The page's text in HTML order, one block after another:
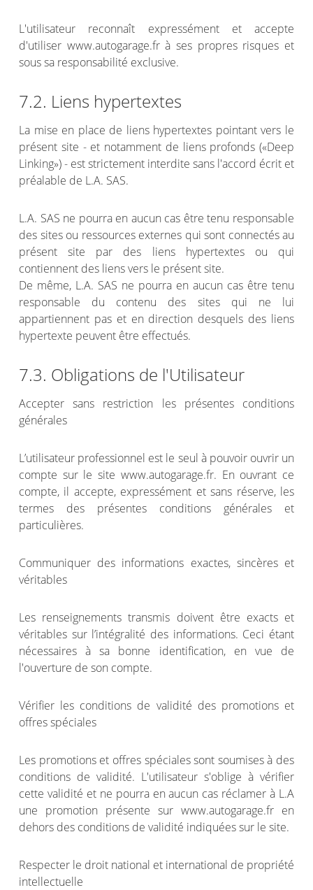
L'utilisateur reconnaît expressément et accepte
d'utiliser www.autogarage.fr à ses propres risques et
sous sa responsabilité exclusive.
7.2. Liens hypertextes
La mise en place de liens hypertextes pointant vers le
présent site - et notamment de liens profonds («Deep
Linking») - est strictement interdite sans l'accord écrit et
préalable de L.A. SAS.
L.A. SAS ne pourra en aucun cas être tenu responsable
des sites ou ressources externes qui sont connectés au
présent site par des liens hypertextes ou qui
contiennent des liens vers le présent site.
De même, L.A. SAS ne pourra en aucun cas être tenu
responsable du contenu des sites qui ne lui
appartiennent pas et en direction desquels des liens
hypertexte peuvent être effectués.
7.3. Obligations de l'Utilisateur
Accepter sans restriction les présentes conditions
générales
L’utilisateur professionnel est le seul à pouvoir ouvrir un
compte sur le site www.autogarage.fr. En ouvrant ce
compte, il accepte, expressément et sans réserve, les
termes des présentes conditions générales et
particulières.
Communiquer des informations exactes, sincères et
véritables
Les renseignements transmis doivent être exacts et
véritables sur l’intégralité des informations. Ceci étant
nécessaires à sa bonne identification, en vue de
l'ouverture de son compte.
Vérifier les conditions de validité des promotions et
offres spéciales
Les promotions et offres spéciales sont soumises à des
conditions de validité. L'utilisateur s'oblige à vérifier
cette validité et ne pourra en aucun cas réclamer à L.A
une promotion présente sur www.autogarage.fr en
dehors des conditions de validité indiquées sur le site.
Respecter le droit national et international de propriété
intellectuelle